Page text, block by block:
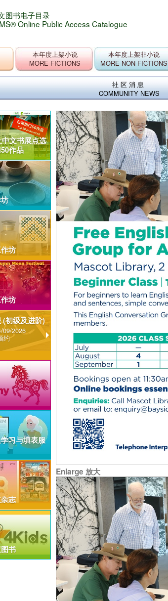
图书电子目录
Online Public Access Catalogue
本年度上架小说
MORE FICTIONS
本年度上架非小说
MORE NON-FICTIONS
社区消息
COMMUNITY NEWS
Enlarge 放大
文书展点选
作品
坊
坊
(初级及进阶)
09/2026
约
习与填表服
志
书